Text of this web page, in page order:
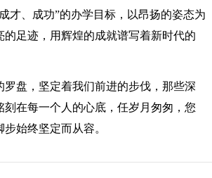
才、成功”的办学目标，以昂扬的姿态为
的足迹，用辉煌的成就谱写着新时代的
罗盘，坚定着我们前进的步伐，那些深
刻在每一个人的心底，任岁月匆匆，您
始终坚定而从容。